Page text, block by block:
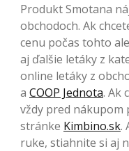
Produkt Smotana
obchodoch. Ak
cenu počas tohto
aj ďalšie letáky z
online letáky z
a COOP Jednota. Ak
vždy pred nákupom
stránke Kimbino.sk.
ruke, stiahnite si aj